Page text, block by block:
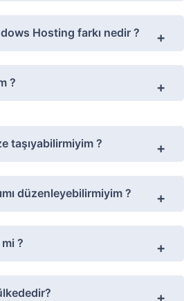
Hosting farkı nedir ?
?
taşıyabilirmiyim ?
düzenleyebilirmiyim ?
?